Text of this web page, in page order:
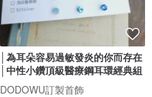
│為耳朵容易過敏發炎的你而存在
│中性小鑽頂級醫療鋼耳環經典組
DODOWU訂製首飾